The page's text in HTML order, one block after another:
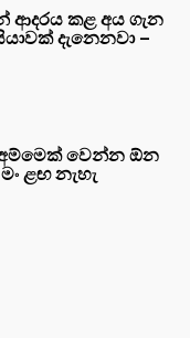
ආදරය කළ අය ගැන
දැනෙනවා –
අම්මෙක් වෙන්න ඕන
ළඟ නැහැ